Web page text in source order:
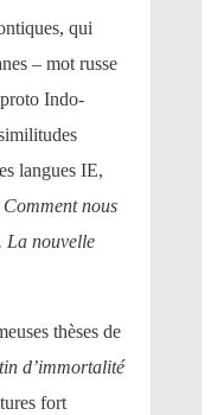
qui
– mot russe
Indo-
langues IE,
Comment nous
La nouvelle
thèses de
d’immortalité
fort